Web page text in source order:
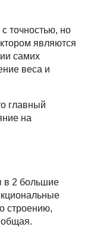
точностью, но
являются
самих
веса и
главный
на
в 2 большие
строению,
общая.